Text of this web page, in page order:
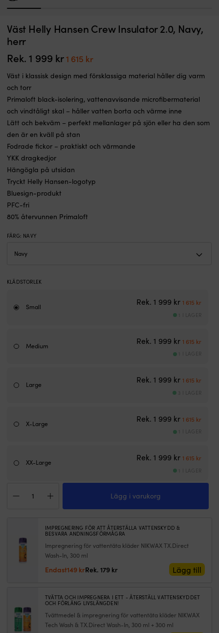
Väst Helly Hansen Crew Insulator 2.0, Ebony, herr
ursprungliga
var:
nuvarande
är:
I LAGER
Väst Helly Hansen Crew Insulator 2.0, Navy,
herr
Rek. 1 999 krDet
priset
1
999 kr.
1 615 krDet
priset
1
615 kr.
Väst i klassisk design med försklassiga material håller dig varm
och torr
Primaloft black-isolering, vattenavvisande microfibermaterial
och vindtåligt skal – håller vatten borta och värme inne
Lätt och bekväm – perfekt mellanlager på sjön eller ha den som
den är en kväll på stan
Fodrade fickor – praktiskt och värmande
YKK dragkedjor
Hängögla på utsidan
Tryckt Helly Hansen-logotyp
Bluesign-produkt
PFC-fri
80% återvunnen Primaloft
FÄRG: NAVY
KLÄDSTORLEK
Small Rek. 1 999 krDet
1 615 krDet
Medium Rek. 1 999 krDet
1 615 krDet
Large Rek. 1 999 krDet
1 615 krDet
X-Large Rek. 1 999 krDet
1 615 krDet
XX-Large Rek. 1 999 krDet
1 615 krDet
Helly
Insulator
Navy,
herr
Lägg i varukorg
IMPREGNERING FÖR ATT ÅTERSTÄLLA VATTENSKYDD &
BESVARA ANDNINGSFÖRMÅGRA
Impregnering för vattentäta kläder NIKWAX TX.Direct
Wash-In, 300 ml
Endast Rek. 179 kr
Det
var:
179 kr.
149 kr
Det
är:
149 kr.
Lägg till
TVÄTTA OCH IMPREGNERA I ETT - ÅTERSTÄLL VATTENSKYDDET
OCH FÖRLÄNG LIVSLÄNGDEN!
Tvättmedel & impregnering för vattentäta kläder NIKWAX
Tech Wash & TX.Direct Wash-In, 300 ml + 300 ml